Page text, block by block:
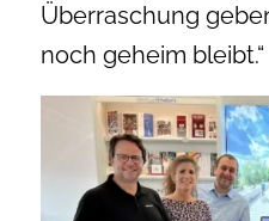
Überraschung
noch geheim bleibt.“